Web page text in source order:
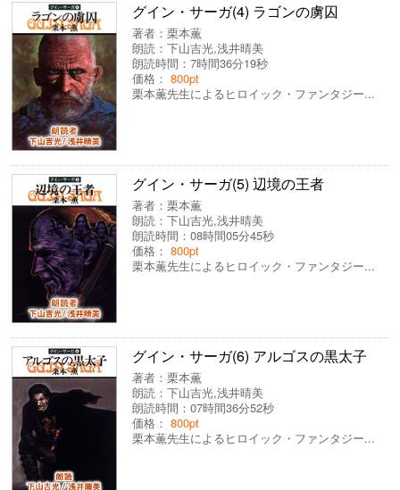
グイン・サーガ(4) ラゴンの虜囚
著者：栗本薫
朗読：下山吉光,浅井晴美
朗読時間：7時間36分19秒
価格：800pt
栗本薫先生によるヒロイック・ファンタジー...
グイン・サーガ(5) 辺境の王者
著者：栗本薫
朗読：下山吉光,浅井晴美
朗読時間：08時間05分45秒
価格：800pt
栗本薫先生によるヒロイック・ファンタジー...
グイン・サーガ(6) アルゴスの黒太子
著者：栗本薫
朗読：下山吉光,浅井晴美
朗読時間：07時間36分52秒
価格：800pt
栗本薫先生によるヒロイック・ファンタジー...